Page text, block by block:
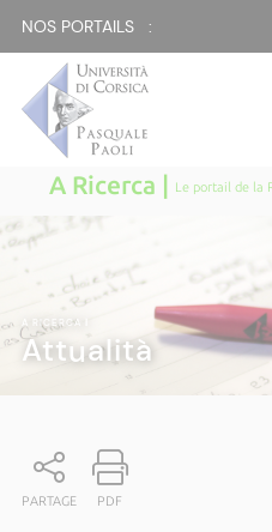
NOS PORTAILS :
A Ricerca | Le portail de la
A RICERCA
Attualità
PARTAGE PDF